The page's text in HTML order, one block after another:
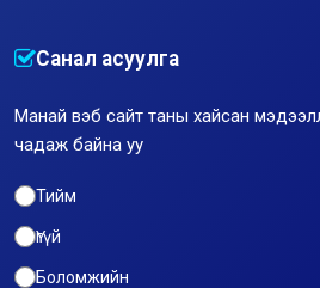
Санал асуулга
Манай вэб сайт таны хайсан
чадаж байна уу
Тийм
Үгүй
Боломжийн